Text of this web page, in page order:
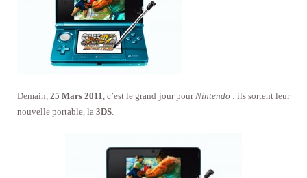
Demain,25 Mars 2011, c’est le grand jour pourNintendo : ils sortent leur
nouvelle portable, la 3DS.